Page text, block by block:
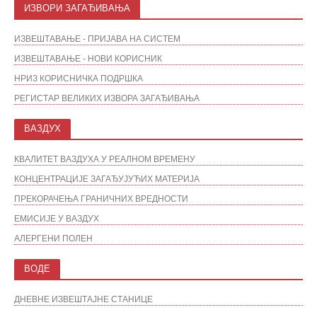
ИЗВОРИ ЗАГАЂИВАЊА
ИЗВЕШТАВАЊЕ - ПРИЈАВА НА СИСТЕМ
ИЗВЕШТАВАЊЕ - НОВИ КОРИСНИК
НРИЗ КОРИСНИЧКА ПОДРШКА
РЕГИСТАР ВЕЛИКИХ ИЗВОРА ЗАГАЂИВАЊА
ВАЗДУХ
КВАЛИТЕТ ВАЗДУХА У РЕАЛНОМ ВРЕМЕНУ
КОНЦЕНТРАЦИЈЕ ЗАГАЂУЈУЋИХ МАТЕРИЈА
ПРЕКОРАЧЕЊА ГРАНИЧНИХ ВРЕДНОСТИ
ЕМИСИЈЕ У ВАЗДУХ
АЛЕРГЕНИ ПОЛЕН
ВОДЕ
ДНЕВНЕ ИЗВЕШТАЈНЕ СТАНИЦЕ